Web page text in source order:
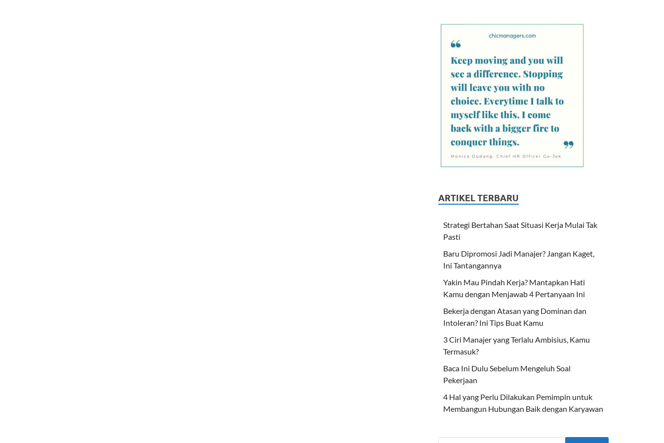
ARTIKEL TERBARU
Strategi Bertahan Saat Situasi Kerja Mulai Tak
Pasti
Baru Dipromosi Jadi Manajer? Jangan Kaget,
Ini Tantangannya
Yakin Mau Pindah Kerja? Mantapkan Hati
Kamu dengan Menjawab 4 Pertanyaan Ini
Bekerja dengan Atasan yang Dominan dan
Intoleran? Ini Tips Buat Kamu
3 Ciri Manajer yang Terlalu Ambisius, Kamu
Termasuk?
Baca Ini Dulu Sebelum Mengeluh Soal
Pekerjaan
4 Hal yang Perlu Dilakukan Pemimpin untuk
Membangun Hubungan Baik dengan Karyawan